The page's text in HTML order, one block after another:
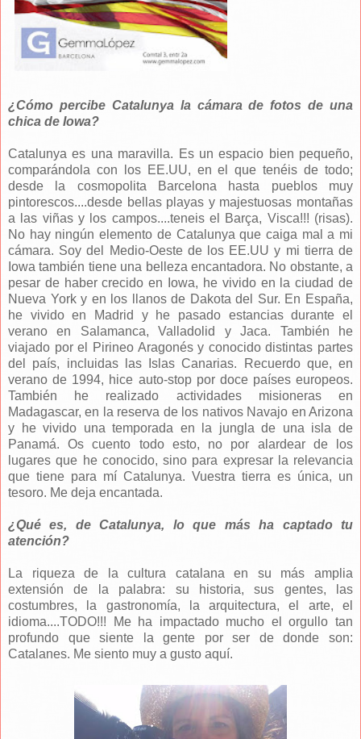
¿Cómo percibe Catalunya la cámara de fotos de una
chica de Iowa?
Catalunya es una maravilla. Es un espacio bien pequeño,
comparándola con los EE.UU, en el que tenéis de todo;
desde la cosmopolita Barcelona hasta pueblos muy
pintorescos....desde bellas playas y majestuosas montañas
a las viñas y los campos....teneis el Barça, Visca!!! (risas).
No hay ningún elemento de Catalunya que caiga mal a mi
cámara. Soy del Medio-Oeste de los EE.UU y mi tierra de
Iowa también tiene una belleza encantadora. No obstante, a
pesar de haber crecido en Iowa, he vivido en la ciudad de
Nueva York y en los llanos de Dakota del Sur. En España,
he vivido en Madrid y he pasado estancias durante el
verano en Salamanca, Valladolid y Jaca. También he
viajado por el Pirineo Aragonés y conocido distintas partes
del país, incluidas las Islas Canarias. Recuerdo que, en
verano de 1994, hice auto-stop por doce países europeos.
También he realizado actividades misioneras en
Madagascar, en la reserva de los nativos Navajo en Arizona
y he vivido una temporada en la jungla de una isla de
Panamá. Os cuento todo esto, no por alardear de los
lugares que he conocido, sino para expresar la relevancia
que tiene para mí Catalunya. Vuestra tierra es única, un
tesoro. Me deja encantada.
¿Qué es, de Catalunya, lo que más ha captado tu
atención?
La riqueza de la cultura catalana en su más amplia
extensión de la palabra: su historia, sus gentes, las
costumbres, la gastronomía, la arquitectura, el arte, el
idioma....TODO!!! Me ha impactado mucho el orgullo tan
profundo que siente la gente por ser de donde son:
Catalanes. Me siento muy a gusto aquí.